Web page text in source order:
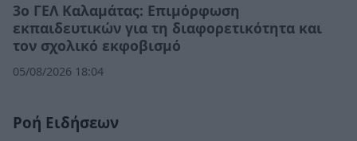
3ο ΓΕΛ Καλαμάτας: Επιμόρφωση
εκπαιδευτικών για τη διαφορετικότητα και
τον σχολικό εκφοβισμό
05/08/2026 18:04
Ροή Ειδήσεων